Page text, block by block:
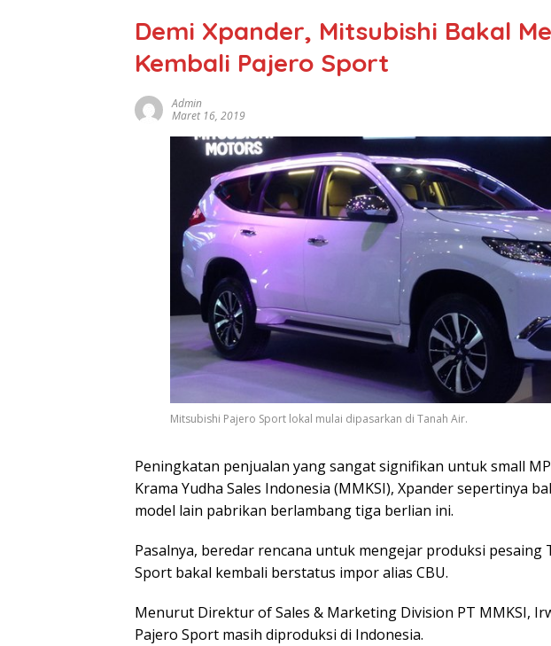
Demi Xpander, Mitsubishi Bakal
Kembali Pajero Sport
Admin
Maret 16, 2019
Mitsubishi Pajero Sport lokal mulai dipasarkan di Tanah Air.
Peningkatan penjualan yang sangat signifikan untuk small
Krama Yudha Sales Indonesia (MMKSI), Xpander sepertinya
model lain pabrikan berlambang tiga berlian ini.
Pasalnya, beredar rencana untuk mengejar produksi pesaing
Sport bakal kembali berstatus impor alias CBU.
Menurut Direktur of Sales & Marketing Division PT MMKSI,
Pajero Sport masih diproduksi di Indonesia.